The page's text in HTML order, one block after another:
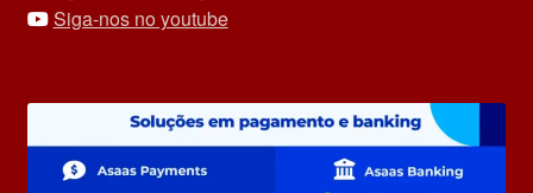
Siga-nos no youtube